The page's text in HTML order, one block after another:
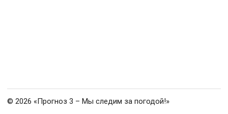
© 2026 «Прогноз 3 – Мы следим за погодой!»